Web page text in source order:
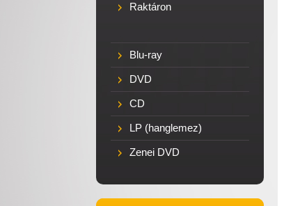
Raktáron
Blu-ray
DVD
CD
LP (hanglemez)
Zenei DVD